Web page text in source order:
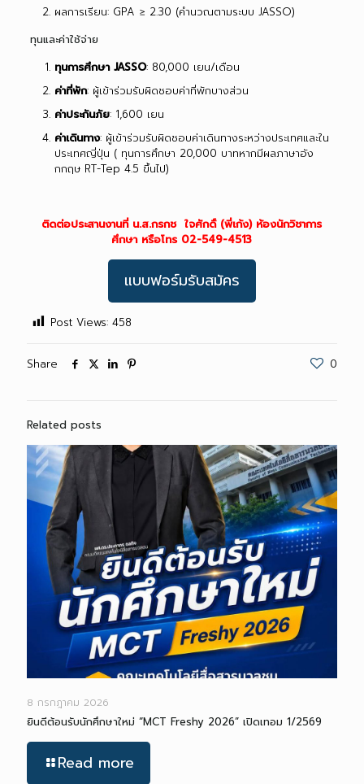
ผลการเรียน: GPA ≥ 2.30 (คำนวณตามระบบ JASSO)
ทุนและค่าใช้จ่าย
ทุนการศึกษา JASSO: 80,000 เยน/เดือน
ค่าที่พัก: ผู้เข้าร่วมรับผิดชอบค่าที่พักบางส่วน
ค่าประกันภัย: 1,600 เยน
ค่าเดินทาง: ผู้เข้าร่วมรับผิดชอบค่าเดินทางระหว่างประเทศและใน
ประเทศญี่ปุ่น ( ทุนการศึกษา 20,000 บาทหากมีผลภาษาอัง
กกฤษ RT-Tep 4.5 ขึ้นไป)
ติดต่อประสานงานที่ น.ส.กรกช ใจศักดิ์ (พี่เก้ง) ห้องนักวิชาการ
ศึกษา หรือโทร 02-549-4513
แบบฟอร์มรับสมัคร
Post Views: 458
Share 0
Related posts
8 กรกฎาคม 2026
ยินดีต้อนรับนักศึกษาใหม่ “MCT Freshy 2026” เปิดเทอม 1/2569
Read more